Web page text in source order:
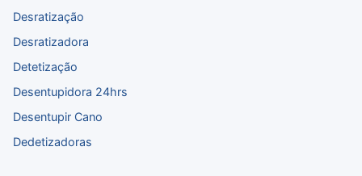
Desratização
Desratizadora
Detetização
Desentupidora 24hrs
Desentupir Cano
Dedetizadoras